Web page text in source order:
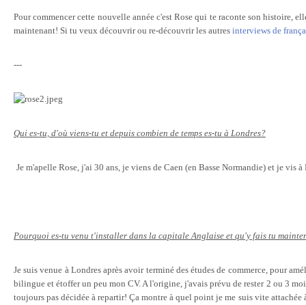
Pour commencer cette nouvelle année c'est Rose qui te raconte son histoire,
maintenant! Si tu veux découvrir ou re-découvrir les autres interviews de
---
Qui es-tu, d'où viens-tu et depuis combien de temps es-tu à Londres?
Je m'apelle Rose, j'ai 30 ans, je viens de Caen (en Basse Normandie) et je vis
Pourquoi es-tu venu t'installer dans la capitale Anglaise et qu'y fais tu
Je suis venue à Londres après avoir terminé des études de commerce, pour
bilingue et étoffer un peu mon CV. A l'origine, j'avais prévu de rester 2 ou 3
toujours pas décidée à repartir! Ça montre à quel point je me suis vite